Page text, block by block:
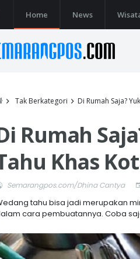
Home News
Tak Berkategori Di Rumah Saja?
Rumah
Khas
Semarangpos.com/Dhina Cantya
tahu bisa jadi merupakan
cara pembuatannya. Coba